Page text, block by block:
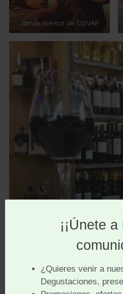
Jamón ibérico de COVAP